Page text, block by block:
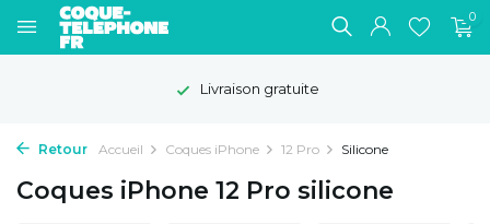
0
Livraison gratuite
Retour Accueil Coques iPhone 12 Pro Silicone
Coques iPhone 12 Pro silicone